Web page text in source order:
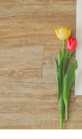
【松山】七